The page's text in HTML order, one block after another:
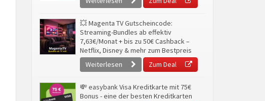
💥 Magenta TV Gutscheincode:
Streaming-Bundles ab effektiv
7,63€/Monat + bis zu 50€ Cashback –
Netflix, Disney & mehr zum Bestpreis
Weiterlesen
Zum Deal
💸 easybank Visa Kreditkarte mit 75€
Bonus - eine der besten Kreditkarten